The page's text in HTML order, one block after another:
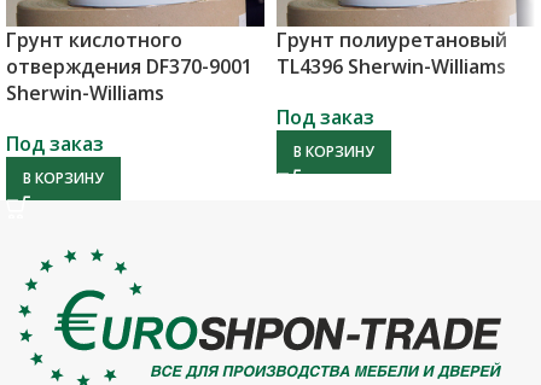
Грунт кислотного
отверждения DF370-9001
Sherwin-Williams
Под заказ
В КОРЗИНУ
Грунт полиуретановый
TL4396 Sherwin-Williams
Под заказ
В КОРЗИНУ